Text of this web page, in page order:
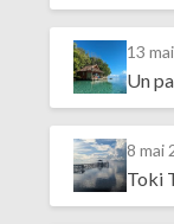
13
Un
8 mai
Toki